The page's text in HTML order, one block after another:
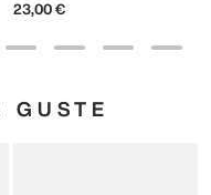
23,00 €